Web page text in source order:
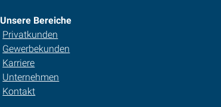
Unsere Bereiche
Privatkunden
Gewerbekunden
Karriere
Unternehmen
Kontakt